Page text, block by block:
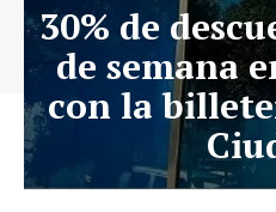
30% de
de semana
con la